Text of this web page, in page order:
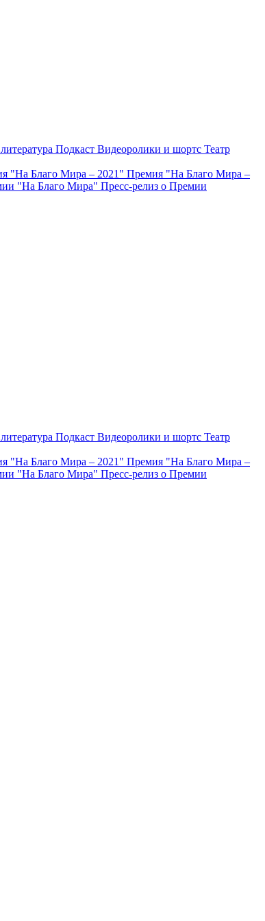
Подкаст Видеоролики и шортс Театр
"На Благо Мира – 2021" Премия "На Благо Мира –
"На Благо Мира" Пресс-релиз о Премии
Подкаст Видеоролики и шортс Театр
"На Благо Мира – 2021" Премия "На Благо Мира –
"На Благо Мира" Пресс-релиз о Премии